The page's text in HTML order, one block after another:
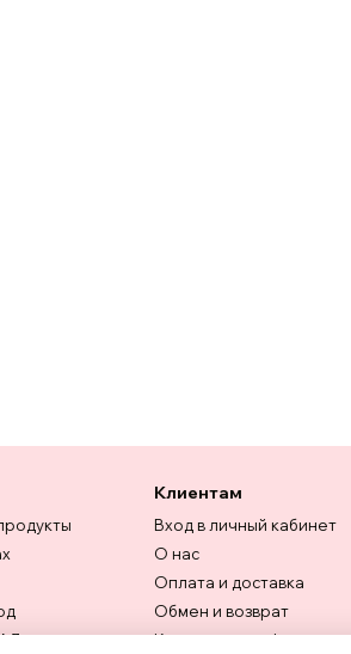
Клиентам
Вход в личный кабинет
О нас
Оплата и доставка
Обмен и возврат
Контактная информация